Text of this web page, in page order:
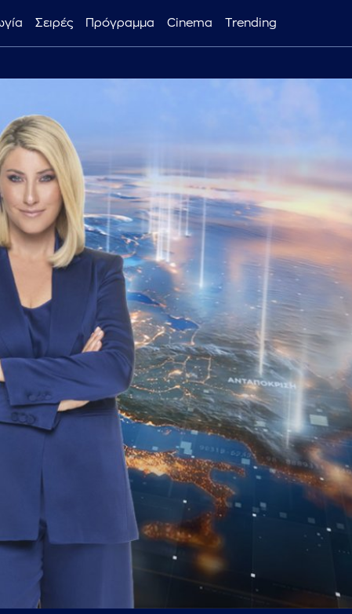
Σειρές Πρόγραμμα Cinema Trending
προς αναζήτηση